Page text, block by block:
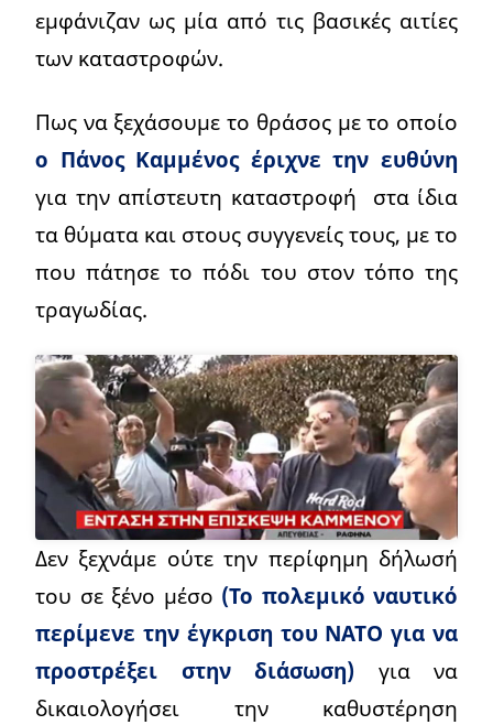
εμφάνιζαν ως μία από τις βασικές αιτίες
των καταστροφών.
Πως να ξεχάσουμε το θράσος με το οποίο
ο Πάνος Καμμένος έριχνε την ευθύνη
για την απίστευτη καταστροφή στα ίδια
τα θύματα και στους συγγενείς τους, με το
που πάτησε το πόδι του στον τόπο της
τραγωδίας.
Δεν ξεχνάμε ούτε την περίφημη δήλωσή
του σε ξένο μέσο (Το πολεμικό ναυτικό
περίμενε την έγκριση του ΝΑΤΟ για να
προστρέξει στην διάσωση) για να
δικαιολογήσει την καθυστέρηση